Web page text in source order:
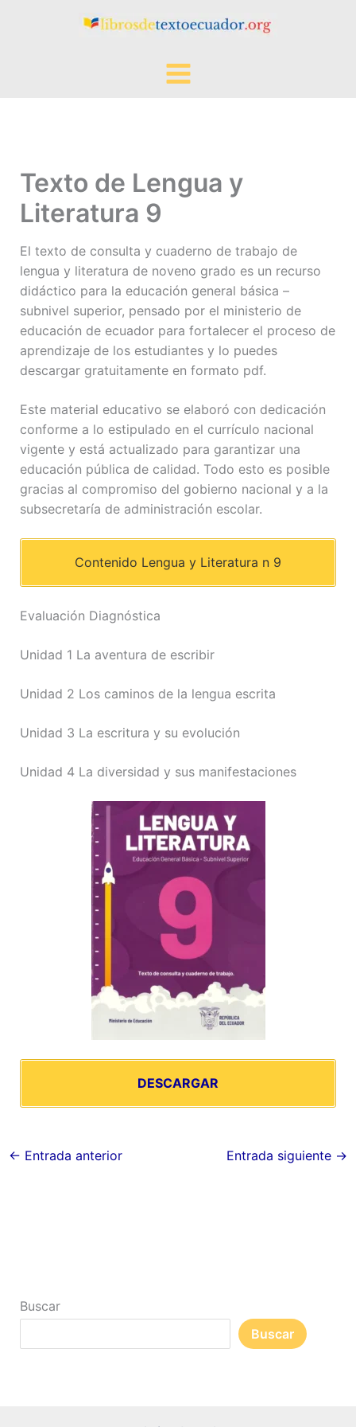
Texto de Lengua y
Literatura 9
El texto de consulta y cuaderno de trabajo de
lengua y literatura de noveno grado es un recurso
didáctico para la educación general básica –
subnivel superior, pensado por el ministerio de
educación de ecuador para fortalecer el proceso de
aprendizaje de los estudiantes y lo puedes
descargar gratuitamente en formato pdf.
Este material educativo se elaboró con dedicación
conforme a lo estipulado en el currículo nacional
vigente y está actualizado para garantizar una
educación pública de calidad. Todo esto es posible
gracias al compromiso del gobierno nacional y a la
subsecretaría de administración escolar.
Contenido Lengua y Literatura n 9
Evaluación Diagnóstica
Unidad 1 La aventura de escribir
Unidad 2 Los caminos de la lengua escrita
Unidad 3 La escritura y su evolución
Unidad 4 La diversidad y sus manifestaciones
DESCARGAR
← Entrada anterior Entrada siguiente →
Buscar
Buscar